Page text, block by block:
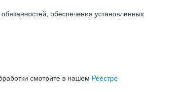
обеспечения установленных
смотрите в нашем Реестре